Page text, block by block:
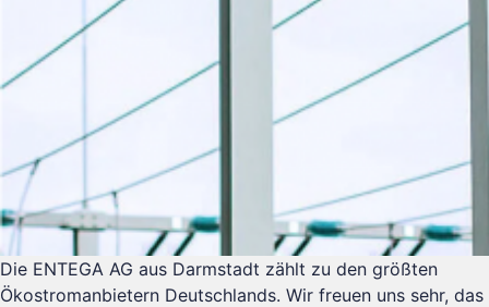
Die ENTEGA AG aus Darmstadt zählt zu den größten
Ökostromanbietern Deutschlands. Wir freuen uns sehr, das